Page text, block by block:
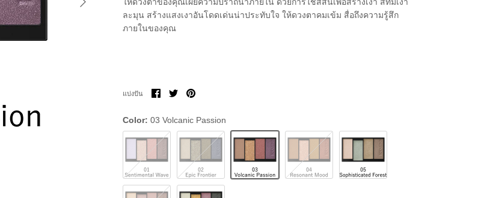
ละมุน สร้างแสงเงาอันโดดเด่นน่าประทับใจ ให้ดวงตาคมเข้ม สื่อถึงความรู้สึก
ภายในของคุณ
แบ่งปัน
แบ่ง
Facebook
แบ่ง
Twitter
ขา
Color 03 Volcanic Passion
01
Wave
02
Frontier
03
Volcanic
Passion
04
Resonant
Mood
05
Sophisticated
Forest
06
EX2